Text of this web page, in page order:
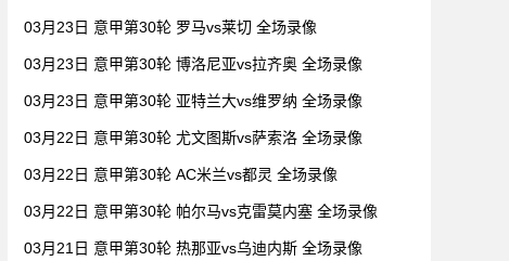
03月23日 意甲第30轮 罗马vs莱切 全场录像
03月23日 意甲第30轮 博洛尼亚vs拉齐奥 全场录像
03月23日 意甲第30轮 亚特兰大vs维罗纳 全场录像
03月22日 意甲第30轮 尤文图斯vs萨索洛 全场录像
03月22日 意甲第30轮 AC米兰vs都灵 全场录像
03月22日 意甲第30轮 帕尔马vs克雷莫内塞 全场录像
03月21日 意甲第30轮 热那亚vs乌迪内斯 全场录像